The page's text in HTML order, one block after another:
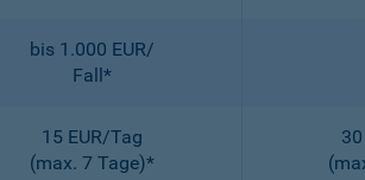
bis 1.000 EUR/
Fall*
15 EUR/Tag
(max. 7 Tage)*